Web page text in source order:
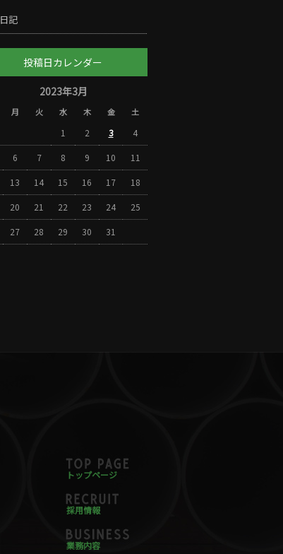
日記
投稿日カレンダー
2023年3月
月 火 水 木 金 土
1 2 3 4
6 7 8 9 10 11
13 14 15 16 17 18
20 21 22 23 24 25
27 28 29 30 31
トップページ
採用情報
業務内容